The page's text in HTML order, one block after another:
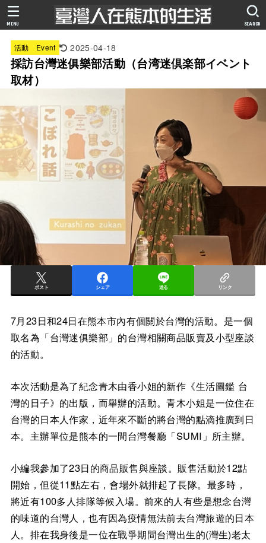
SEARCH
MENU
活動 Event 2025-04-18
採訪台灣迷俱樂部活動（台湾迷倶楽部イベント
取材）
ポスト シェア 送る リンク
7月23日和24日在熊本市內有個關於台灣的活動。是一個
取名為「台灣迷俱樂部」的台灣相關商品販賣及小型座談
的活動。
本次活動是為了紀念青木由香小姐的新作《生活圖鑑 台
灣的日子》的出版，而舉辦的活動。青木小姐是一位住在
台灣的日本人作家，近年來不斷的將台灣的點滴推廣到日
本。主辦單位是熊本的一間台灣餐廳「SUMI」所主辦。
小編我參加了23日的商品販售與座談。販售活動於12點
開始，但從11點左右，會場外就排起了長隊。最多時，
將近有100多人排隊等候入場。前來的人有些是想念台灣
的味道的台灣人，也有因為疫情無法前去台灣旅遊的日本
人。排在我身後是一位在戰爭期間台灣出生的(灣生)老太